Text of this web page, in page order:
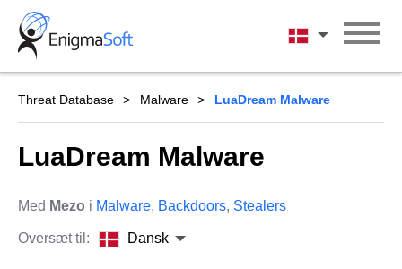
Skip
content
Dansk
Threat Database Malware LuaDream Malware
LuaDream Malware
Med Mezo i Malware, Backdoors, Stealers
Oversæt til: Dansk